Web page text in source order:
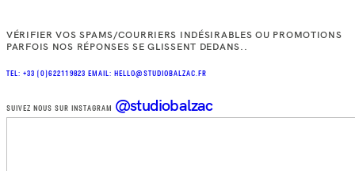
VÉRIFIER VOS SPAMS/COURRIERS INDÉSIRABLES OU PROMOTIONS
PARFOIS NOS RÉPONSES SE GLISSENT DEDANS..
TEL: +33 (0)622119823 EMAIL: HELLO@STUDIOBALZAC.FR
SUIVEZ NOUS SUR INSTAGRAM @studiobalzac